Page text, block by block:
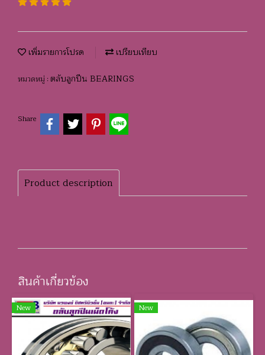
เพิ่มรายการโปรด เปรียบเทียบ
หมวดหมู่ : ตลับลูกปืน BEARINGS
Share
Product description
สินค้าเกี่ยวข้อง
New New